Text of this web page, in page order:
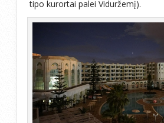
tipo kurortai palei Viduržemį).